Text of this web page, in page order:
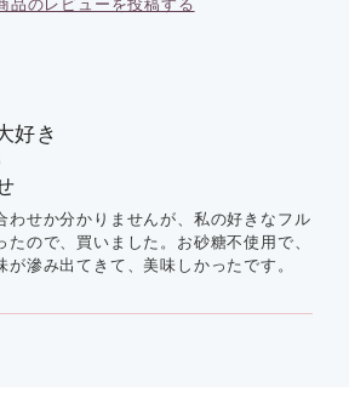
品のレビューを投稿する
好き
わせか分かりませんが、私の好きなフル
たので、買いました。お砂糖不使用で、
が滲み出てきて、美味しかったです。